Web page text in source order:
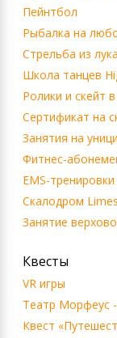
Пейнтбол
Рыбалка на
Стрельба из лука
Школа танцев
Ролики и скейт
Сертификат на
Занятия на
Фитнес-
EMS-
Скалодром
Занятие
Квесты
VR игры
Театр Морфеус
Квест